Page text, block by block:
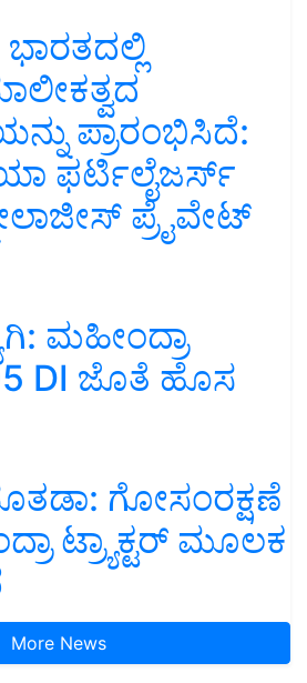
ಭಾರತದಲ್ಲಿ
ಪ್ರಾರಂಭಿಸಿದೆ:
ಫರ್ಟಿಲೈಜರ್ಸ್
ಪ್ರೈವೇಟ್
ಮಹೀಂದ್ರಾ
DI ಜೊತೆ ಹೊಸ
ಗೋಸಂರಕ್ಷಣೆ
ಟ್ರ್ಯಾಕ್ಟರ್ ಮೂಲಕ
More News